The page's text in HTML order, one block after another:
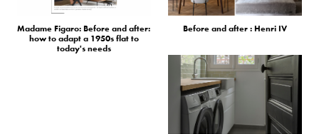
Madame Figaro: Before and after:
how to adapt a 1950s flat to
today's needs
Before and after : Henri IV